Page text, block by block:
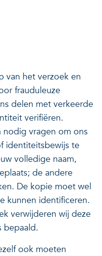
van het verzoek en
frauduleuze
delen met verkeerde
verifiëren.
nodig vragen om ons
identiteitsbewijs te
volledige naam,
de andere
De kopie moet wel
kunnen identificeren.
verwijderen wij deze
bepaald.
ook moeten